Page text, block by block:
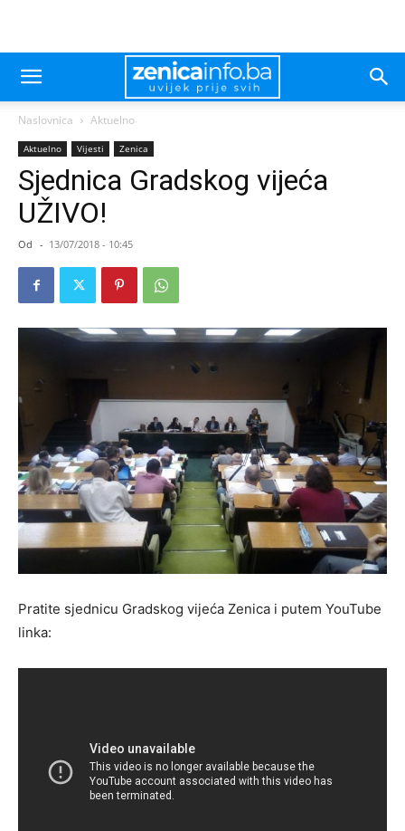
Naslovnica Aktuelno
Aktuelno Vijesti Zenica
Sjednica Gradskog vijeća
UŽIVO!
Od - 13/07/2018 - 10:45
Pratite sjednicu Gradskog vijeća Zenica i putem YouTube
linka: